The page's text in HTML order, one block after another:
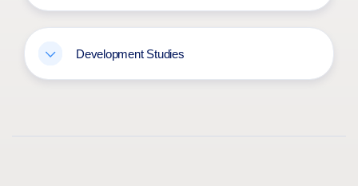
Development Studies